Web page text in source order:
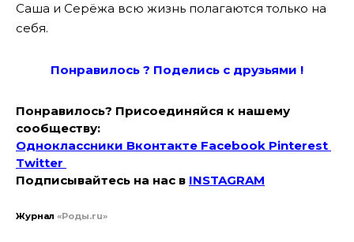
Саша и Серёжа всю жизнь полагаются только на
себя.
Понравилось ? Поделись с друзьями !
Понравилось? Присоединяйся к нашему
сообществу:
Одноклассники Вконтакте Facebook Pinterest
Twitter
Подписывайтесь на наc в INSTAGRAM
Журнал «Роды.ru»